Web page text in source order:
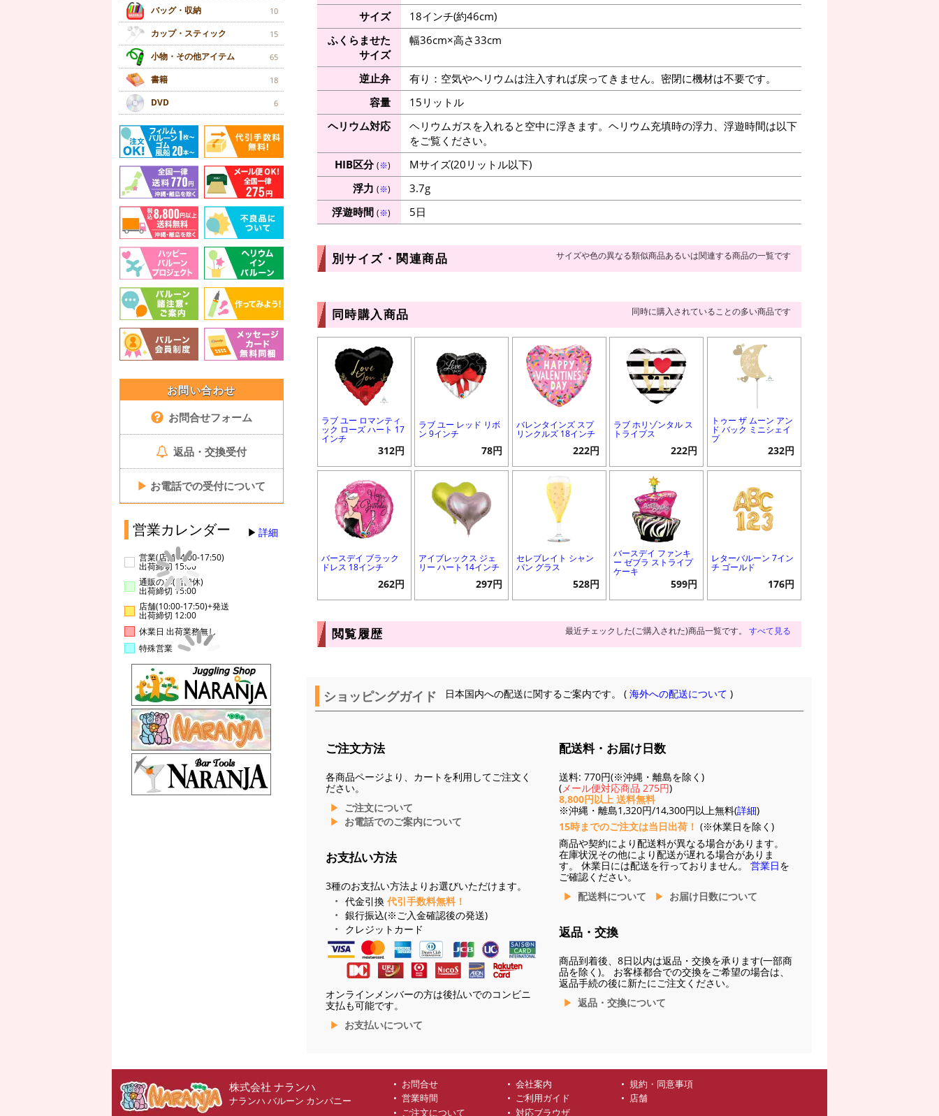
バッグ・収納 10
カップ・スティック 15
小物・その他アイテム 65
書籍 18
DVD 6
お問い合わせ
お問合せフォーム
返品・交換受付
▶ お電話での受付について
営業カレンダー 詳細
営業(店舗14:00-17:50)
出荷締切 15:00
通販のみ(店舗休)
出荷締切 15:00
店舗(10:00-17:50)+発送
出荷締切 12:00
休業日 出荷業務無し
特殊営業
サイズ
18インチ(約46cm)
ふくらませた
サイズ
幅36cm×高さ33cm
逆止弁
有り：空気やヘリウムは注入すれば戻ってきません。密閉に機材は不要です。
容量
15リットル
ヘリウム対応
ヘリウムガスを入れると空中に浮きます。ヘリウム充填時の浮力、浮遊時間は以下
をご覧ください。
HIB区分(※)
Mサイズ(20リットル以下)
浮力 (※)
3.7g
浮遊時間 (※) 5日
別サイズ・関連商品 サイズや色の異なる類似商品あるいは関連する商品の一覧です
同時購入商品 同時に購入されていることの多い商品です
ラブ ユー ロマンティ
ック ローズ ハート 17
インチ
312円
ラブ ユー レッド リボ
ン 9インチ
78円
バレンタインズ スプ
リンクルズ 18インチ
222円
ラブ ホリゾンタル ス
トライプス
222円
トゥー ザ ムーン アン
ド バック ミニシェイ
プ
232円
バースデイ ブラック
ドレス 18インチ
262円
アイブレックス ジェ
リー ハート 14インチ
297円
セレブレイト シャン
パン グラス
528円
バースデイ ファンキ
ー ゼブラ ストライプ
ケーキ
599円
レターバルーン 7イン
チ ゴールド
176円
閲覧履歴 最近チェックした(ご購入された)商品一覧です。 すべて見る
ショッピングガイド 日本国内への配送に関するご案内です。 (海外への配送について )
ご注文方法
各商品ページより、カートを利用してご注文く
ださい。
ご注文について
お電話でのご案内について
お支払い方法
3種のお支払い方法よりお選びいただけます。
代金引換 代引手数料無料！
銀行振込(※ご入金確認後の発送)
クレジットカード
オンラインメンバーの方は後払いでのコンビニ
支払も可能です。
お支払いについて
配送料・お届け日数
送料: 770円(※沖縄・離島を除く)
(メール便対応商品 275円)
8,800円以上 送料無料
※沖縄・離島1,320円/14,300円以上無料(詳細)
15時までのご注文は当日出荷！ (※休業日を除く)
商品や契約により配送料が異なる場合があります。
在庫状況その他により配送が遅れる場合がありま
す。 休業日には配送を行っておりません。 営業日を
ご確認ください。
配送料について
お届け日数について
返品・交換
商品到着後、8日以内は返品・交換を承ります(一部商
品を除く)。 お客様都合での交換をご希望の場合は、
返品手続の後に新たにご注文ください。
返品・交換について
株式会社 ナランハ
ナランハ バルーン カンパニー
お問合せ 会社案内
規約・同意事項
営業時間
ご利用ガイド
店舗
ご注文について
対応ブラウザ